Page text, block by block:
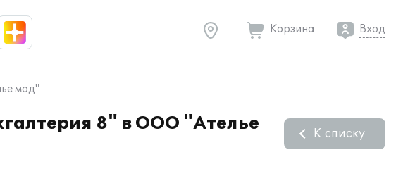
Корзина Вход
мод"
8" в ООО "Ателье
К списку